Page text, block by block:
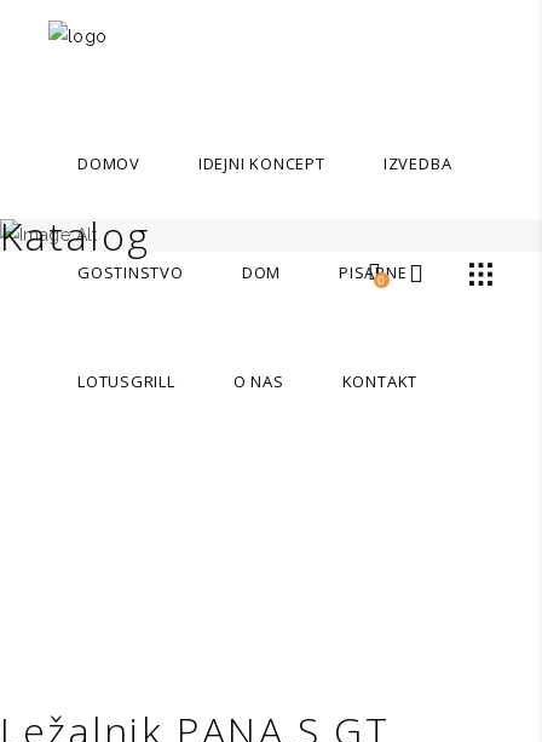
DOMOV IDEJNI KONCEPT IZVEDBA
GOSTINSTVO DOM PISARNE
LOTUSGRILL O NAS KONTAKT
0
Katalog
Ležalnik PANA S GT